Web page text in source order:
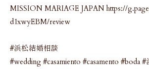
MISSION MARIAGE JAPAN https://
d1xwyEBM/review
#浜松結婚相談
#wedding #casamiento #casamento #boda